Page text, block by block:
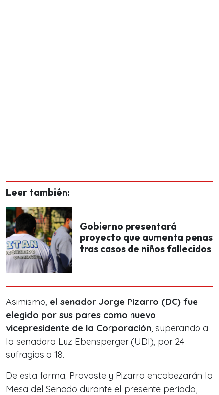
Leer también:
Gobierno presentará
proyecto que aumenta penas
tras casos de niños fallecidos
Asimismo, el senador Jorge Pizarro (DC) fue
elegido por sus pares como nuevo
vicepresidente de la Corporación, superando a
la senadora Luz Ebensperger (UDI), por 24
sufragios a 18.
De esta forma, Provoste y Pizarro encabezarán la
Mesa del Senado durante el presente período,